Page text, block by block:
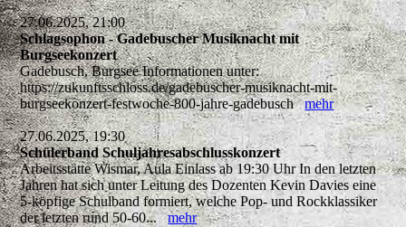
27.06.2025, 21:00
Schlagsophon - Gadebuscher Musiknacht mit
Burgseekonzert
Gadebusch, Burgsee Informationen unter:
https://zukunftsschloss.de/gadebuscher-musiknacht-mit-
burgseekonzert-festwoche-800-jahre-gadebuschmehr
27.06.2025, 19:30
Schülerband Schuljahresabschlusskonzert
Arbeitsstätte Wismar, Aula Einlass ab 19:30 Uhr In den letzten
Jahren hat sich unter Leitung des Dozenten Kevin Davies eine
5-köpfige Schulband formiert, welche Pop- und Rockklassiker
der letzten rund 50-60...mehr